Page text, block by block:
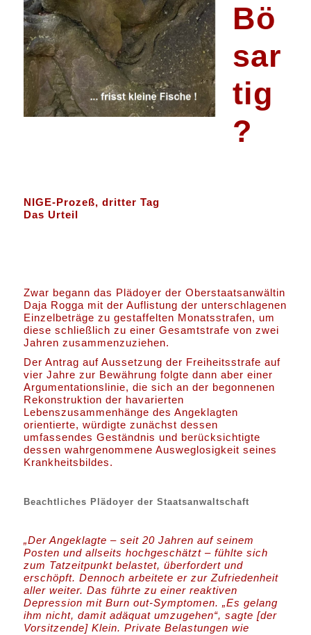
Bö
sar
tig
?
NIGE-Prozeß, dritter Tag
Das Urteil
Zwar begann das Plädoyer der Oberstaatsanwältin
Daja Rogga mit der Auflistung der unterschlagenen
Einzelbeträge zu gestaffelten Monatsstrafen, um
diese schließlich zu einer Gesamtstrafe von zwei
Jahren zusammenzuziehen.
Der Antrag auf Aussetzung der Freiheitsstrafe auf
vier Jahre zur Bewährung folgte dann aber einer
Argumentationslinie, die sich an der begonnenen
Rekonstruktion der havarierten
Lebenszusammenhänge des Angeklagten
orientierte, würdigte zunächst dessen
umfassendes Geständnis und berücksichtigte
dessen wahrgenommene Ausweglosigkeit seines
Krankheitsbildes.
Beachtliches Plädoyer der Staatsanwaltschaft
„Der Angeklagte – seit 20 Jahren auf seinem
Posten und allseits hochgeschätzt – fühlte sich
zum Tatzeitpunkt belastet, überfordert und
erschöpft. Dennoch arbeitete er zur Zufriedenheit
aller weiter. Das führte zu einer reaktiven
Depression mit Burn out-Symptomen. „Es gelang
ihm nicht, damit adäquat umzugehen“, sagte [der
Vorsitzende] Klein. Private Belastungen wie